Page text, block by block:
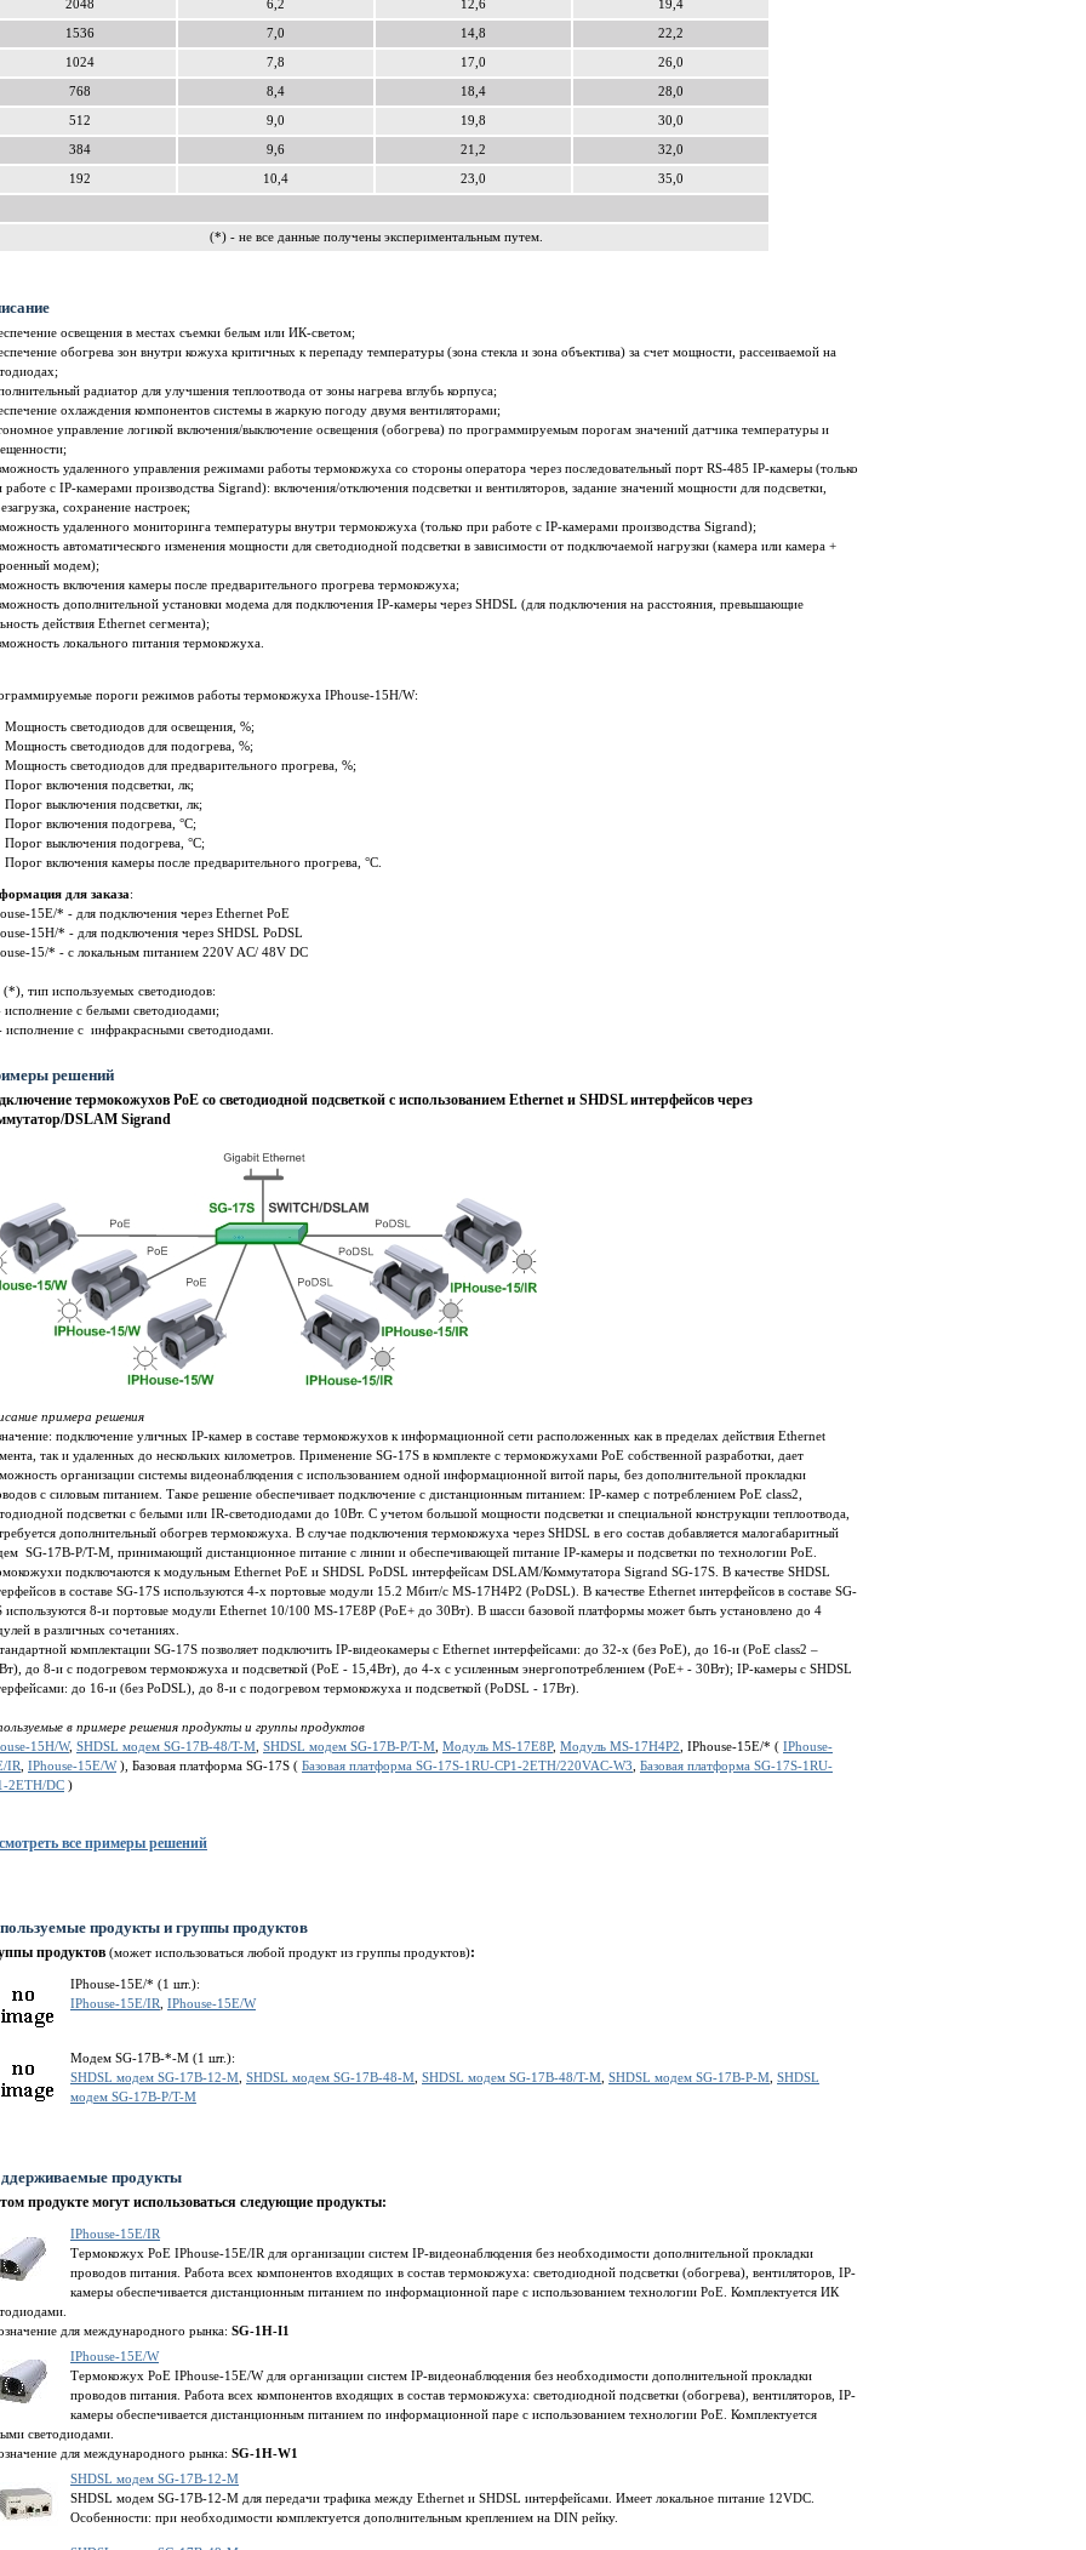
2048 6,2 12,6 19,4
1536 7,0 14,8 22,2
1024 7,8 17,0 26,0
768 8,4 18,4 28,0
512 9,0 19,8 30,0
384 9,6 21,2 32,0
192 10,4 23,0 35,0
(*) - не все данные получены экспериментальным путем.
освещения в местах съемки белым или ИК-светом;
обогрева зон внутри кожуха критичных к перепаду температуры (зона стекла и зона объектива) за счет мощности, рассеиваемой на
радиатор для улучшения теплоотвода от зоны нагрева вглубь корпуса;
охлаждения компонентов системы в жаркую погоду двумя вентиляторами;
управление логикой включения/выключение освещения (обогрева) по программируемым порогам значений датчика температуры и
удаленного управления режимами работы термокожуха со стороны оператора через последовательный порт RS-485 IP-камеры (только
работе с IP-камерами производства Sigrand): включения/отключения подсветки и вентиляторов, задание значений мощности для подсветки,
сохранение настроек;
удаленного мониторинга температуры внутри термокожуха (только при работе с IP-камерами производства Sigrand);
автоматического изменения мощности для светодиодной подсветки в зависимости от подключаемой нагрузки (камера или камера +
модем);
включения камеры после предварительного прогрева термокожуха;
дополнительной установки модема для подключения IP-камеры через SHDSL (для подключения на расстояния, превышающие
действия Ethernet сегмента);
локального питания термокожуха.
пороги режимов работы термокожуха IPhouse-15H/W:
Мощность светодиодов для освещения, %;
Мощность светодиодов для подогрева, %;
Мощность светодиодов для предварительного прогрева, %;
Порог включения подсветки, лк;
Порог выключения подсветки, лк;
Порог включения подогрева, °C;
Порог выключения подогрева, °C;
Порог включения камеры после предварительного прогрева, °C.
для заказа:
15E/* - для подключения через Ethernet PoE
15Н/* - для подключения через SHDSL PoDSL
15/* - c локальным питанием 220V AC/ 48V DC
(*), тип используемых светодиодов:
исполнение с белыми светодиодами;
исполнение с инфракрасными светодиодами.
решений
термокожухов PoE со светодиодной подсветкой с использованием Ethernet и SHDSL интерфейсов через
DSLAM Sigrand
примера решения
подключение уличных IP-камер в составе термокожухов к информационной сети расположенных как в пределах действия Ethernet
так и удаленных до нескольких километров. Применение SG-17S в комплекте с термокожухами PoE собственной разработки, дает
организации системы видеонаблюдения с использованием одной информационной витой пары, без дополнительной прокладки
с силовым питанием. Такое решение обеспечивает подключение с дистанционным питанием: IP-камер с потреблением PoE class2,
подсветки с белыми или IR-светодиодами до 10Вт. С учетом большой мощности подсветки и специальной конструкции теплоотвода,
дополнительный обогрев термокожуха. В случае подключения термокожуха через SHDSL в его состав добавляется малогабаритный
SG-17B-P/T-M, принимающий дистанционное питание с линии и обеспечивающей питание IP-камеры и подсветки по технологии PoE.
подключаются к модульным Ethernet PoE и SHDSL PoDSL интерфейсам DSLAM/Коммутатора Sigrand SG-17S. В качестве SHDSL
в составе SG-17S используются 4-х портовые модули 15.2 Мбит/c MS-17H4P2 (PoDSL). В качестве Ethernet интерфейсов в составе SG-
используются 8-и портовые модули Ethernet 10/100 MS-17E8P (PoE+ до 30Вт). В шасси базовой платформы может быть установлено до 4
в различных сочетаниях.
комплектации SG-17S позволяет подключить IP-видеокамеры с Ethernet интерфейсами: до 32-х (без PoE), до 16-и (PoE class2 –
до 8-и с подогревом термокожуха и подсветкой (PoE - 15,4Вт), до 4-х с усиленным энергопотреблением (PoE+ - 30Вт); IP-камеры с SHDSL
до 16-и (без PoDSL), до 8-и с подогревом термокожуха и подсветкой (PoDSL - 17Вт).
в примере решения продукты и группы продуктов
15H/W, SHDSL модем SG-17B-48/T-M, SHDSL модем SG-17B-P/T-M, Модуль MS-17E8P, Модуль MS-17H4P2, IPhouse-15E/* ( IPhouse-
IR, IPhouse-15E/W), Базовая платформа SG-17S ( Базовая платформа SG-17S-1RU-CP1-2ETH/220VAC-W3, Базовая платформа SG-17S-1RU-
2ETH/DC )
все примеры решений
продукты и группы продуктов
продуктов (может использоваться любой продукт из группы продуктов):
IPhouse-15E/* (1 шт.):
IPhouse-15E/IR, IPhouse-15E/W
Модем SG-17B-*-M (1 шт.):
SHDSL модем SG-17B-12-M, SHDSL модем SG-17B-48-M, SHDSL модем SG-17B-48/T-M, SHDSL модем SG-17B-P-M, SHDSL
модем SG-17B-P/T-M
продукты
продукте могут использоваться следующие продукты:
IPhouse-15E/IR
Термокожух PoE IPhouse-15E/IR для организации систем IP-видеонаблюдения без необходимости дополнительной прокладки
проводов питания. Работа всех компонентов входящих в состав термокожуха: светодиодной подсветки (обогрева), вентиляторов, IP-
камеры обеспечивается дистанционным питанием по информационной паре с использованием технологии PoE. Комплектуется ИК
для международного рынка: SG-1H-I1
IPhouse-15E/W
Термокожух PoE IPhouse-15E/W для организации систем IP-видеонаблюдения без необходимости дополнительной прокладки
проводов питания. Работа всех компонентов входящих в состав термокожуха: светодиодной подсветки (обогрева), вентиляторов, IP-
камеры обеспечивается дистанционным питанием по информационной паре с использованием технологии PoE. Комплектуется
светодиодами.
для международного рынка: SG-1H-W1
SHDSL модем SG-17B-12-M
SHDSL модем SG-17B-12-M для передачи трафика между Ethernet и SHDSL интерфейсами. Имеет локальное питание 12VDC.
Особенности: при необходимости комплектуется дополнительным креплением на DIN рейку.